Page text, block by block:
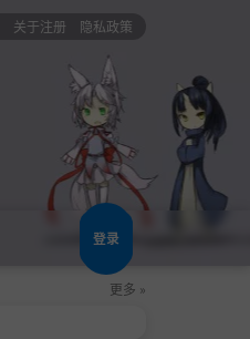
关于注册 隐私政策
登录
更多 »